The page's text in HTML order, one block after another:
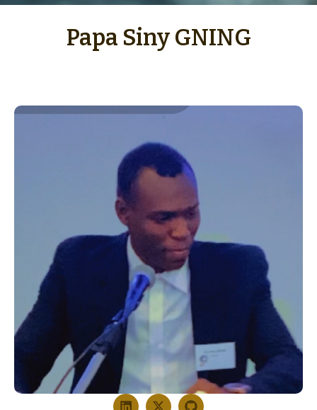
Papa Siny GNING